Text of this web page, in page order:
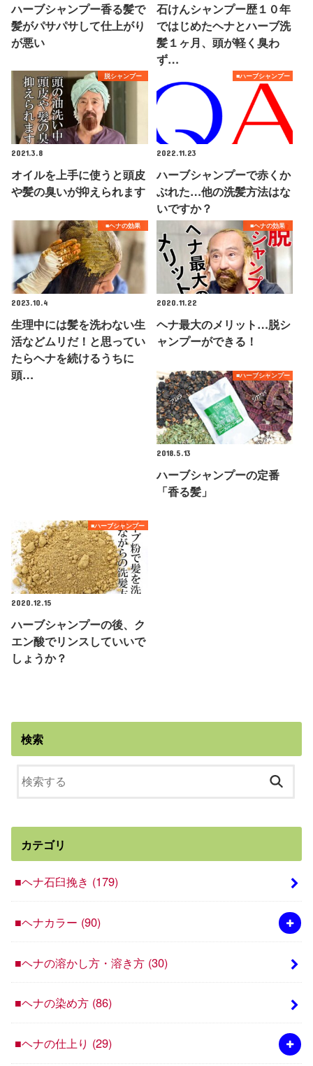
ハーブシャンプー香る髪で
髪がパサパサして仕上がり
が悪い
石けんシャンプー歴１０年
ではじめたヘナとハーブ洗
髪１ヶ月、頭が軽く臭わ
ず…
脱シャンプー
2021.3.8
オイルを上手に使うと頭皮
や髪の臭いが抑えられます
■ハーブシャンプー
2022.11.23
ハーブシャンプーで赤くか
ぶれた…他の洗髪方法はな
いですか？
■ヘナの効果
2023.10.4
生理中には髪を洗わない生
活などムリだ！と思ってい
たらヘナを続けるうちに
頭…
■ヘナの効果
2020.11.22
ヘナ最大のメリット…脱シ
ャンプーができる！
■ハーブシャンプー
2018.5.13
ハーブシャンプーの定番
「香る髪」
■ハーブシャンプー
2020.12.15
ハーブシャンプーの後、ク
エン酸でリンスしていいで
しょうか？
検索
カテゴリ
■ヘナ石臼挽き (179)
■ヘナカラー (90)
■ヘナの溶かし方・溶き方 (30)
■ヘナの染め方 (86)
■ヘナの仕上り (29)